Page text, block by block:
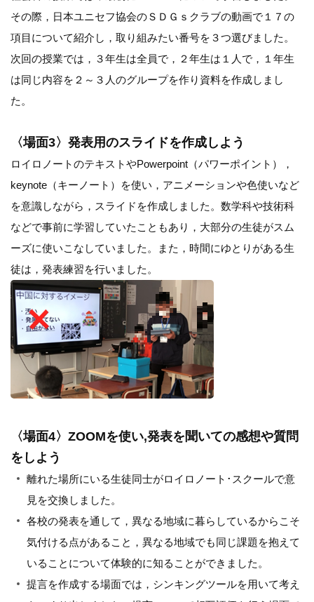
その際，日本ユニセフ協会のＳＤＧｓクラブの動画で１７の
項目について紹介し，取り組みたい番号を３つ選びました。
次回の授業では，３年生は全員で，２年生は１人で，１年生
は同じ内容を２～３人のグループを作り資料を作成しまし
た。
〈場面3〉発表用のスライドを作成しよう
ロイロノートのテキストやPowerpoint（パワーポイント），
keynote（キーノート）を使い，アニメーションや色使いなど
を意識しながら，スライドを作成しました。数学科や技術科
などで事前に学習していたこともあり，大部分の生徒がスム
ーズに使いこなしていました。また，時間にゆとりがある生
徒は，発表練習を行いました。
〈場面4〉ZOOMを使い,発表を聞いての感想や質問
をしよう
離れた場所にいる生徒同士がロイロノート･スクールで意
見を交換しました。
各校の発表を通して，異なる地域に暮らしているからこそ
気付ける点があること，異なる地域でも同じ課題を抱えて
いることについて体験的に知ることができました。
提言を作成する場面では，シンキングツールを用いて考え